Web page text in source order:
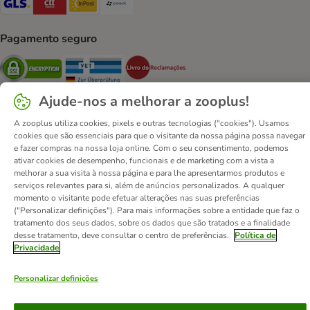
Pagamento seguro
Security Security
Contactos Custos de envio
Aviso legal
Condições gerais de utilização
Formulário de retratação
Métodos de pagamento
Quem somos DSA
Emprego
Política de privacidade
Website Corporativo
Declaração de acessibilidade
© zooplus SE2026
Ajude-nos a melhorar a zooplus!
A zooplus utiliza cookies, pixels e outras tecnologias ("cookies"). Usamos
cookies que são essenciais para que o visitante da nossa página possa navegar
e fazer compras na nossa loja online. Com o seu consentimento, podemos
ativar cookies de desempenho, funcionais e de marketing com a vista a
melhorar a sua visita à nossa página e para lhe apresentarmos produtos e
serviços relevantes para si, além de anúncios personalizados. A qualquer
momento o visitante pode efetuar alterações nas suas preferências
("Personalizar definições"). Para mais informações sobre a entidade que faz o
tratamento dos seus dados, sobre os dados que são tratados e a finalidade
desse tratamento, deve consultar o centro de preferências.
Política de
Privacidade
Personalizar definições